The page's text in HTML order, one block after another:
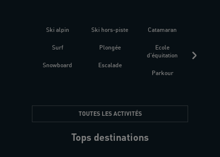
Ski alpin
Surf
Snowboard
Ski hors-piste
Plongée
Escalade
Catamaran
Ecole
d'équitation
Parkour
TOUTES LES ACTIVITÉS
Tops destinations